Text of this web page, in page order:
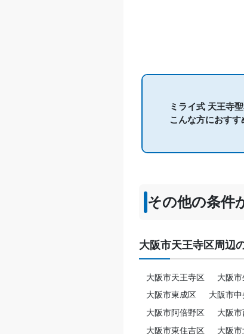
ミライ式 天王寺
こんな方におすす
その他の条件
大阪市天王寺区周辺
大阪市天王寺区 大阪
大阪市東成区
大阪市
大阪市阿倍野区
大阪
大阪市東住吉区
大阪